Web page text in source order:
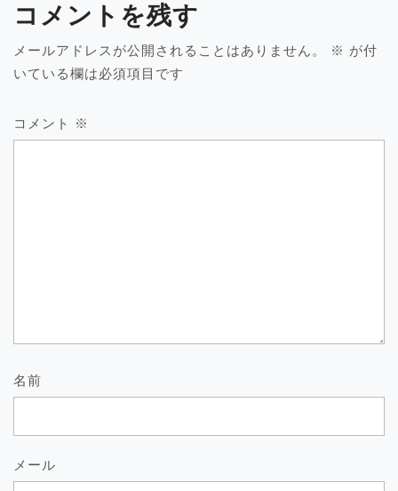
ョ
ン
コメントを残す
メールアドレスが公開されることはありません。 ※ が付
いている欄は必須項目です
コメント ※
名前
メール